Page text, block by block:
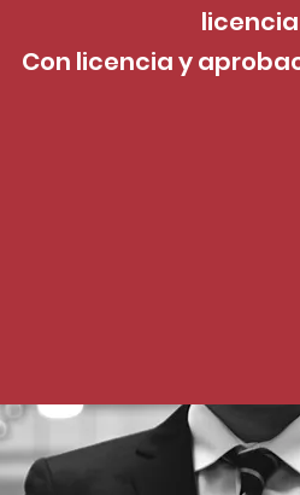
licencia
Con licencia y